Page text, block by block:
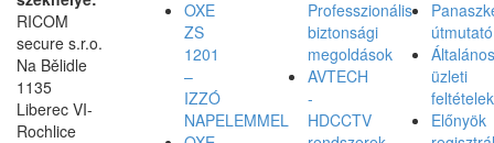
RICOM
secure s.r.o.
Na Bělidle
1135
Liberec VI-
Rochlice
OXE
ZS
1201
–
IZZÓ
NAPELEMMEL
Professzionális
biztonsági
megoldások
AVTECH
-
HDCCTV
útmutató
Általános
üzleti
feltételek
Előnyök